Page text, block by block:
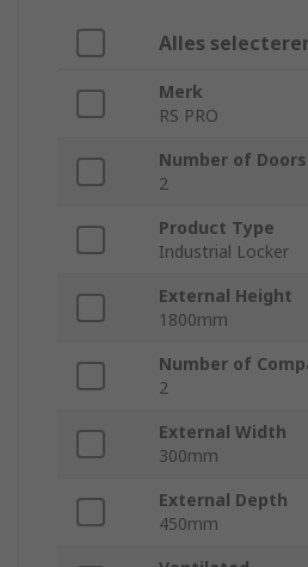
Alles
Merk
RS PRO
Number of Doors
2
Product Type
Industrial Locker
External Height
1800mm
Number of
2
External Width
300mm
External Depth
450mm